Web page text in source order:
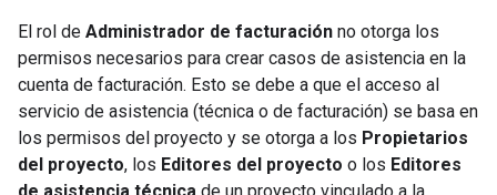
El rol de Administrador de facturación no otorga los
permisos necesarios para crear casos de asistencia en la
cuenta de facturación. Esto se debe a que el acceso al
servicio de asistencia (técnica o de facturación) se basa en
los permisos del proyecto y se otorga a los Propietarios
del proyecto, los Editores del proyecto o los Editores